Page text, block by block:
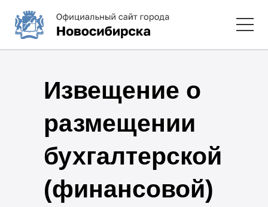
Извещение о
размещении
бухгалтерской
(финансовой)